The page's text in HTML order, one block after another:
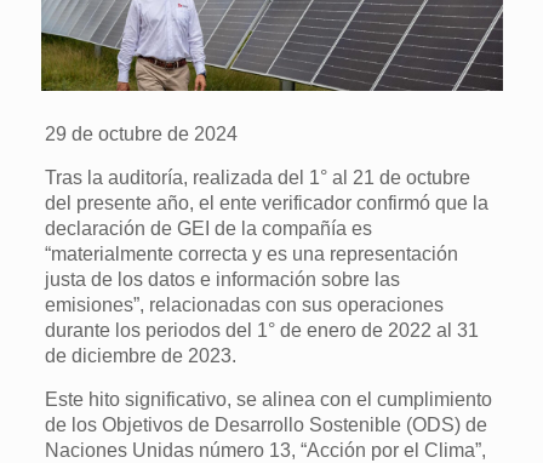
29 de octubre de 2024
Tras la auditoría, realizada del 1° al 21 de octubre
del presente año, el ente verificador confirmó que la
declaración de GEI de la compañía es
“materialmente correcta y es una representación
justa de los datos e información sobre las
emisiones”, relacionadas con sus operaciones
durante los periodos del 1° de enero de 2022 al 31
de diciembre de 2023.
Este hito significativo, se alinea con el cumplimiento
de los Objetivos de Desarrollo Sostenible (ODS) de
Naciones Unidas número 13, “Acción por el Clima”,